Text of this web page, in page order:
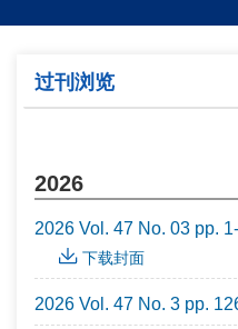
过刊浏览
2026
2026 Vol. 47 No. 03 pp.
下载封面
2026 Vol. 47 No. 3 pp.